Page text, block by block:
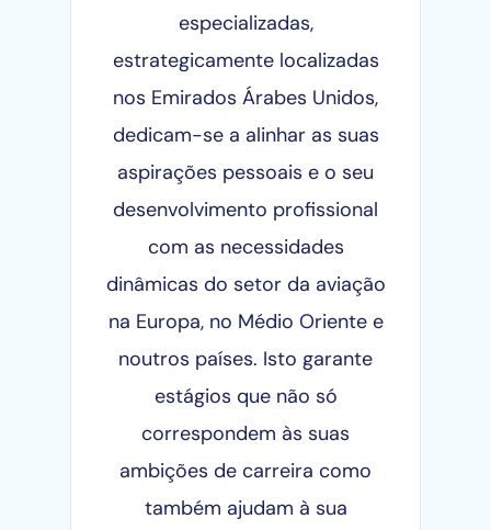
especializadas,
estrategicamente localizadas
nos Emirados Árabes Unidos,
dedicam-se a alinhar as suas
aspirações pessoais e o seu
desenvolvimento profissional
com as necessidades
dinâmicas do setor da aviação
na Europa, no Médio Oriente e
noutros países. Isto garante
estágios que não só
correspondem às suas
ambições de carreira como
também ajudam à sua